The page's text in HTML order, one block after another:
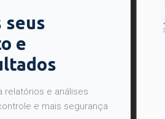
seus
e
e análises
e mais segurança